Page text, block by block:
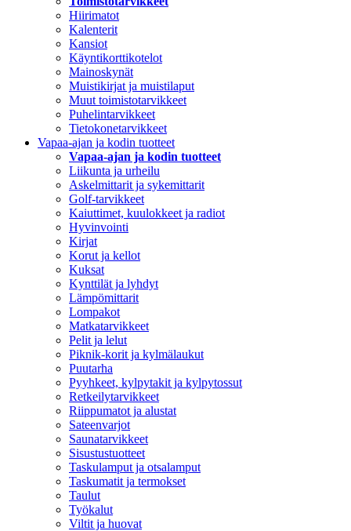
Hiirimatot
Kalenterit
Kansiot
Käyntikorttikotelot
Mainoskynät
Muistikirjat ja muistilaput
Muut toimistotarvikkeet
Puhelintarvikkeet
Tietokonetarvikkeet
Vapaa-ajan ja kodin tuotteet
Vapaa-ajan ja kodin tuotteet
Liikunta ja urheilu
Askelmittarit ja sykemittarit
Golf-tarvikkeet
Kaiuttimet, kuulokkeet ja radiot
Hyvinvointi
Kirjat
Korut ja kellot
Kuksat
Kynttilät ja lyhdyt
Lämpömittarit
Lompakot
Matkatarvikkeet
Pelit ja lelut
Piknik-korit ja kylmälaukut
Puutarha
Pyyhkeet, kylpytakit ja kylpytossut
Retkeilytarvikkeet
Riippumatot ja alustat
Sateenvarjot
Saunatarvikkeet
Sisustustuotteet
Taskulamput ja otsalamput
Taskumatit ja termokset
Taulut
Työkalut
Viltit ja huovat